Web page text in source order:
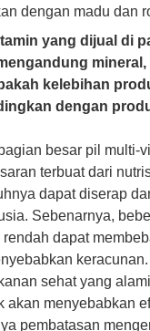
dengan madu dan
yang dijual di
kelebihan
dengan
besar pil multi-
terbuat dari
dapat diserap
Sebenarnya,
rendah dapat
sehat yang
akan menyebabkan
pembatasan